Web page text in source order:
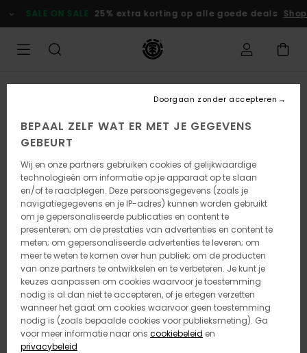
naar
Productinformatie
SALE ON SALE 25% extra korting op alle goede deals Shop
BEPAAL ZELF WAT ER MET JE GEGEVENS
GEBEURT
Wij en onze partners gebruiken cookies of gelijkwaardige
technologieën om informatie op je apparaat op te slaan
en/of te raadplegen. Deze persoonsgegevens (zoals je
navigatiegegevens en je IP-adres) kunnen worden gebruikt
om je gepersonaliseerde publicaties en content te
presenteren; om de prestaties van advertenties en content te
meten; om gepersonaliseerde advertenties te leveren; om
meer te weten te komen over hun publiek; om de producten
van onze partners te ontwikkelen en te verbeteren. Je kunt je
keuzes aanpassen om cookies waarvoor je toestemming
nodig is al dan niet te accepteren, of je ertegen verzetten
wanneer het gaat om cookies waarvoor geen toestemming
nodig is (zoals bepaalde cookies voor publieksmeting). Ga
voor meer informatie naar ons cookiebeleid en
privacybeleid
Doorgaan zonder accepteren